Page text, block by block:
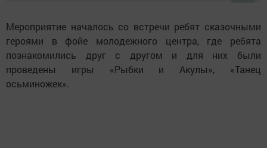
Мероприятие началось со встречи ребят сказочными
героями в фойе молодежного центра, где ребята
познакомились друг с другом и для них были
проведены игры «Рыбки и Акулы», «Танец
осьминожек».